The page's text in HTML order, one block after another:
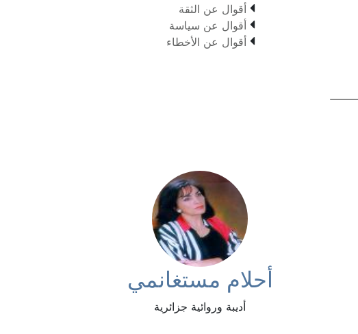
 أقوال عن الثقة
 أقوال عن سياسة
 أقوال عن الأخطاء
أحلام مستغانمي
أديبة وروائية جزائرية